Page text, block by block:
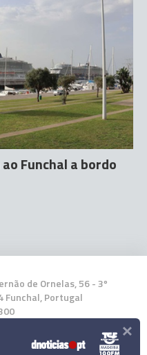
Funchal a bordo
de Ornelas, 56 - 3º
Funchal, Portugal
App ×